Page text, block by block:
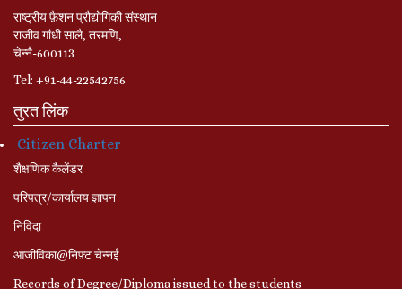
राष्ट्रीय फ़ैशन प्रौद्योगिकी संस्थान
राजीव गांधी सालै, तरमणि,
चेन्नै-600113
Tel: +91-44-22542756
तुरत लिंक
Citizen Charter
शैक्षणिक कैलेंडर
परिपत्र/कार्यालय ज्ञापन
निविदा
आजीविका@निफ़्ट चेन्नई
Records of Degree/Diploma issued to the students